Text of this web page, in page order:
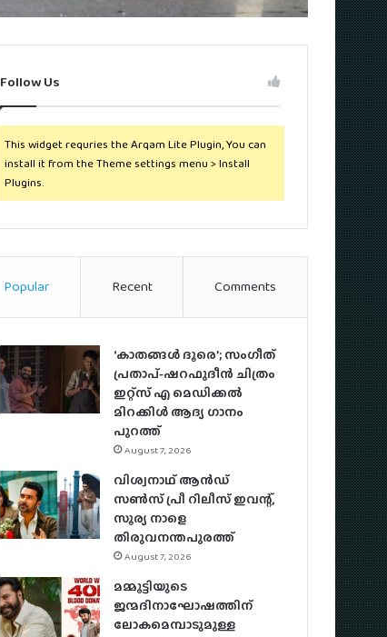
Follow Us
This widget requries the Arqam Lite Plugin, You can
install it from the Theme settings menu > Install
Plugins.
Popular Recent Comments
‘കാതങ്ങൾ ദൂരെ’; സംഗീത്
പ്രതാപ്-ഷറഫുദീൻ ചിത്രം
ഇറ്റ്സ് എ മെഡിക്കൽ
മിറക്കിൾ ആദ്യ ഗാനം
പുറത്ത്
August 7, 2026
വിശ്വനാഥ് ആന്‍ഡ്
സണ്‍സ് പ്രീ റിലീസ് ഇവന്റ്,
സൂര്യ നാളെ
തിരുവനന്തപുരത്ത്
August 7, 2026
മമ്മൂട്ടിയുടെ
ജന്മദിനാഘോഷത്തിന്
ലോകമെമ്പാടുമുള്ള